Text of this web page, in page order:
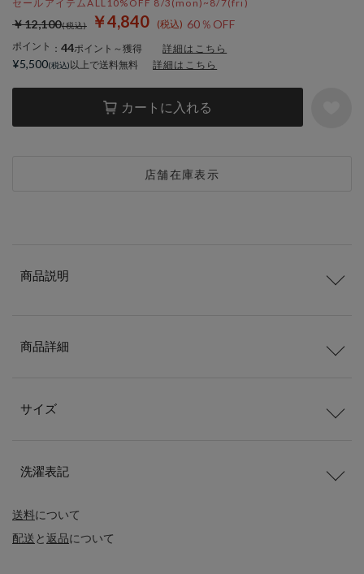
セールアイテムALL10%OFF 8/3(mon)~8/7(fri)
￥4,840 60％OFF
￥12,100
ポイント ： 44ポイント～獲得 詳細はこちら
カートに入れる
店舗在庫表示
¥5,500 以上で送料無料 詳細はこちら
送料について
配送と返品について
商品説明
商品詳細
サイズ
洗濯表記